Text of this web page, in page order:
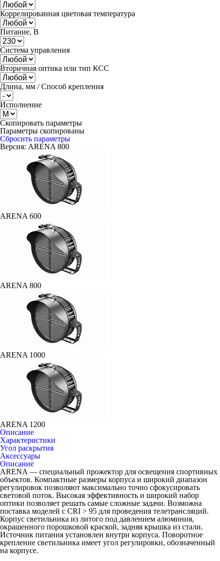
Коррелированная цветовая температура
Питание, В
Система управления
Вторичная оптика или тип КСС
Длина, мм / Способ крепления
Исполнение
Скопировать параметры
Параметры скопированы
Сбросить параметры
Версия: ARENA 800
ARENA 600
ARENA 800
ARENA 1000
ARENA 1200
Описание
Характеристики
Угол раскрытия
Аксессуары
Описание
ARENA — специальный прожектор для освещения спортивных
объектов. Компактные размеры корпуса и широкий диапазон
регулировок позволяют максимально точно сфокусировать
световой поток. Высокая эффективность и широкий набор
оптики позволяет решать самые сложные задачи. Возможна
поставка моделей с CRI > 95 для проведения телетрансляций.
Корпус светильника из литого под давлением алюминия,
окрашенного порошковой краской, задняя крышка из стали.
Источник питания установлен внутри корпуса. Поворотное
крепление светильника имеет угол регулировки, обозначенный
на корпусе.